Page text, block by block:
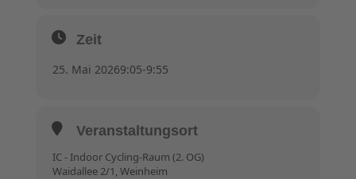
Zeit
25. Mai 20269:05-9:55
Veranstaltungsort
IC - Indoor Cycling-Raum (2. OG)
Waidallee 2/1, Weinheim